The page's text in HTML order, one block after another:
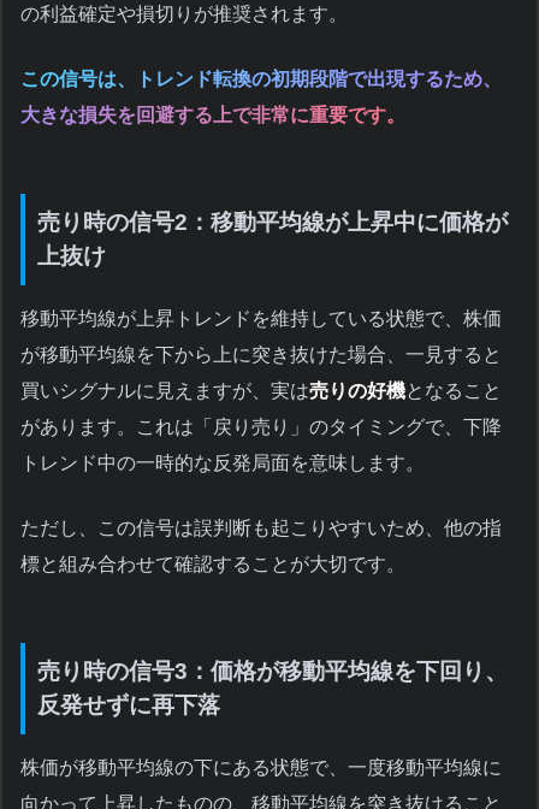
の利益確定や損切りが推奨されます。
この信号は、トレンド転換の初期段階で出現するため、
大きな損失を回避する上で非常に重要です。
売り時の信号2：移動平均線が上昇中に価格が
上抜け
移動平均線が上昇トレンドを維持している状態で、株価
が移動平均線を下から上に突き抜けた場合、一見すると
買いシグナルに見えますが、実は売りの好機となること
があります。これは「戻り売り」のタイミングで、下降
トレンド中の一時的な反発局面を意味します。
ただし、この信号は誤判断も起こりやすいため、他の指
標と組み合わせて確認することが大切です。
売り時の信号3：価格が移動平均線を下回り、
反発せずに再下落
株価が移動平均線の下にある状態で、一度移動平均線に
向かって上昇したものの、移動平均線を突き抜けること